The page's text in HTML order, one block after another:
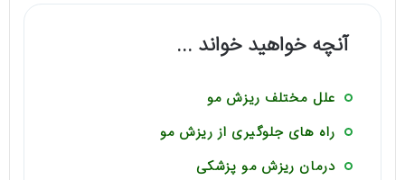
آنچه خواهید خواند ...
علل مختلف ریزش مو
راه های جلوگیری از ریزش مو
درمان ریزش مو پزشکی